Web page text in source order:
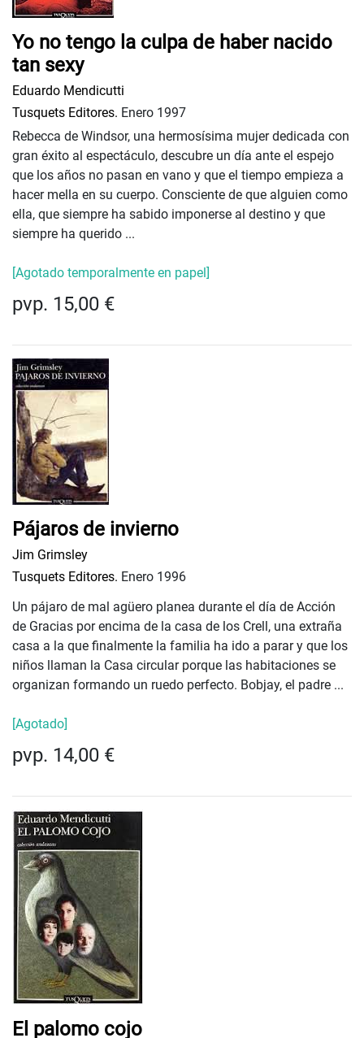
Yo no tengo la culpa de haber nacido
tan sexy
Eduardo Mendicutti
Tusquets Editores. Enero 1997
Rebecca de Windsor, una hermosísima mujer dedicada con
gran éxito al espectáculo, descubre un día ante el espejo
que los años no pasan en vano y que el tiempo empieza a
hacer mella en su cuerpo. Consciente de que alguien como
ella, que siempre ha sabido imponerse al destino y que
siempre ha querido ...
[Agotado temporalmente en papel]
pvp. 15,00 €
Pájaros de invierno
Jim Grimsley
Tusquets Editores. Enero 1996
Un pájaro de mal agüero planea durante el día de Acción
de Gracias por encima de la casa de los Crell, una extraña
casa a la que finalmente la familia ha ido a parar y que los
niños llaman la Casa circular porque las habitaciones se
organizan formando un ruedo perfecto. Bobjay, el padre ...
[Agotado]
pvp. 14,00 €
El palomo cojo